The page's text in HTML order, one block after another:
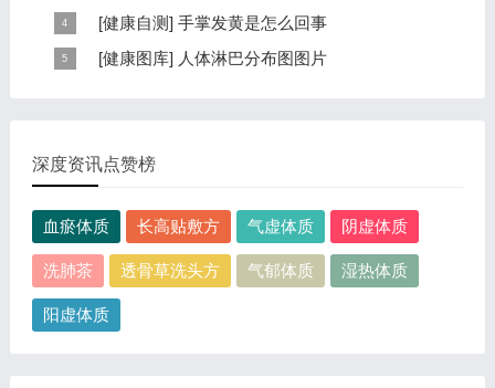
6大章，66个小节的详细内容。涉及到全身的各个反射
区，以及自然疗法、反射区疗法、食疗等。另外...
耳穴在耳郭的分布有一定规律，耳穴在耳郭的分布犹如一
个倒置在子宫内的胎儿，头部朝下，臀部朝上。其分布的
规律是，与面颊相应的穴位在耳垂；与上肢相...
[健康自测] 手掌发黄是怎么回事
手掌发黄，一般是血管内血液不充盈或是皮肤营养不良的
[健康图库] 人体淋巴分布图图片
深度资讯点赞榜
血瘀体质 长高贴敷方 气虚体质 阴虚体质
洗肺茶 透骨草洗头方 气郁体质 湿热体质
阳虚体质